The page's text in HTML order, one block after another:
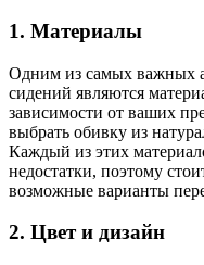
1. Материалы
Одним из самых важных
сидений являются
зависимости от ваших
выбрать обивку из
Каждый из этих
недостатки, поэтому
возможные варианты
2. Цвет и дизайн